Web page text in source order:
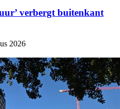
verbergt buitenkant
2026